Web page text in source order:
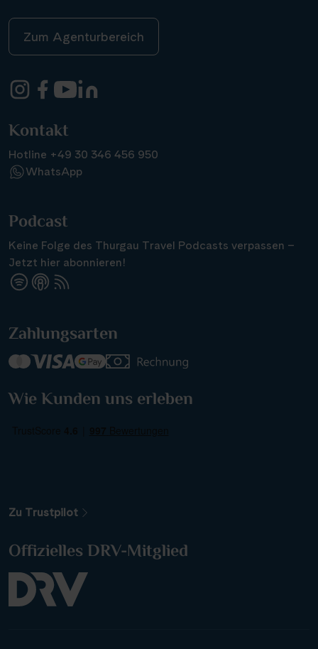
Zum Agenturbereich
Kontakt
Hotline +49 30 346 456 950
WhatsApp
Podcast
Keine Folge des Thurgau Travel Podcasts verpassen –
Jetzt hier abonnieren!
Zahlungsarten
Wie Kunden uns erleben
Zu Trustpilot
Offizielles DRV-Mitglied